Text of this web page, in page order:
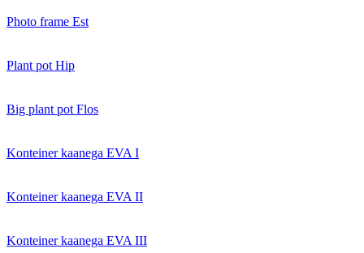
Photo frame Est
Plant pot Hip
Big plant pot Flos
Konteiner kaanega EVA I
Konteiner kaanega EVA II
Konteiner kaanega EVA III